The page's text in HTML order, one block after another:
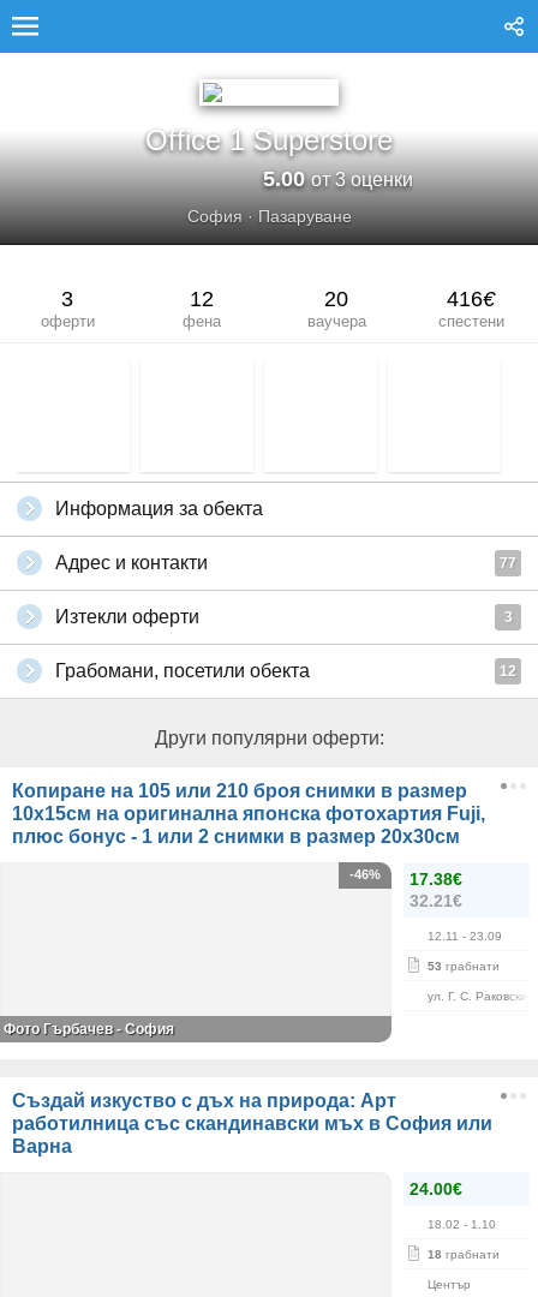
Office 1 Superstore
5.00от 3 оценки
София· Пазаруване
3
оферти
12
фена
20
ваучера
416€
спестени
Информация за обекта
Адрес и контакти 77
Изтекли оферти 3
Грабомани, посетили обекта 12
Други популярни оферти:
Копиране на 105 или 210 броя снимки в размер
10х15см на оригинална японска фотохартия Fuji,
плюс бонус - 1 или 2 снимки в размер 20х30см
17.38€
32.21€
12.11 - 23.09
53 грабнати
ул. Г. С. Раковски
-46%
Фото Гърбачев - София
Създай изкуство с дъх на природа: Арт
работилница със скандинавски мъх в София или
Варна
24.00€
18.02 - 1.10
18 грабнати
Център